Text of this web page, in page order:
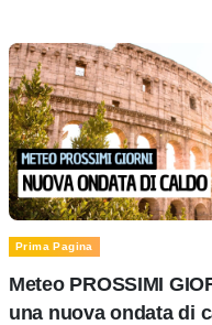
Prima Pagina
Meteo PROSSIMI
una nuova ondata di